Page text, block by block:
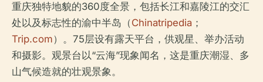
重庆独特地貌的360度全景，包括长江和嘉陵江的交汇
处以及标志性的渝中半岛（Chinatripedia ；
Trip.com）。75层设有露天平台，供观星、举办活动
和摄影。观景台以“云海”现象闻名，这是重庆潮湿、多
山气候造就的壮观景象。